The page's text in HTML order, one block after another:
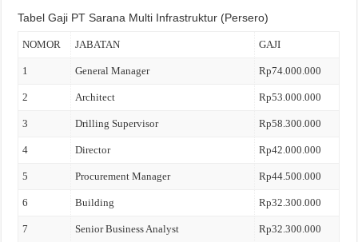
Tabel Gaji PT Sarana Multi Infrastruktur (Persero)
NOMOR JABATAN GAJI
1 General Manager Rp74.000.000
2 Architect Rp53.000.000
3 Drilling Supervisor Rp58.300.000
4 Director Rp42.000.000
5 Procurement Manager Rp44.500.000
6 Building Rp32.300.000
7 Senior Business Analyst Rp32.300.000